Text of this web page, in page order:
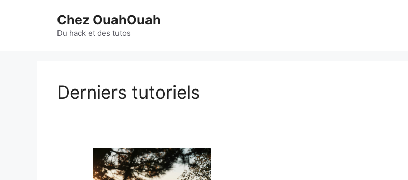
Chez OuahOuah
Du hack et des tutos
Derniers tutoriels